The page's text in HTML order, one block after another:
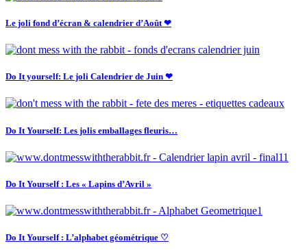
Le joli fond d’écran & calendrier d’Août ❤
Do It yourself: Le joli Calendrier de Juin ❤
Do It Yourself: Les jolis emballages fleuris…
Do It Yourself : Les « Lapins d’Avril »
Do It Yourself : L’alphabet géométrique ♡